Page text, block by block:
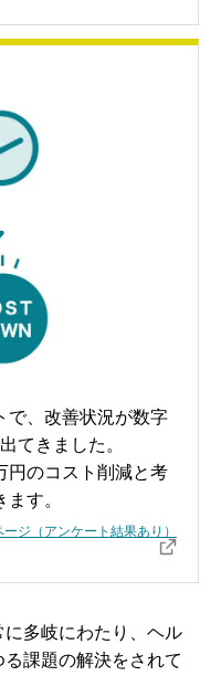
で、改善状況が数字
てきました。
円のコスト削減と考
す。
ジ（アンケート結果あり）
多岐にわたり、ヘル
課題の解決をされて